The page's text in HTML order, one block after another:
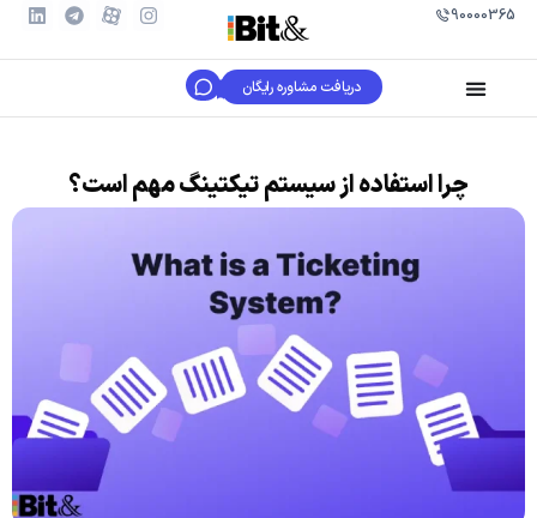
90000365
دریافت مشاوره رایگان
چرا استفاده از سیستم تیکتینگ مهم است؟